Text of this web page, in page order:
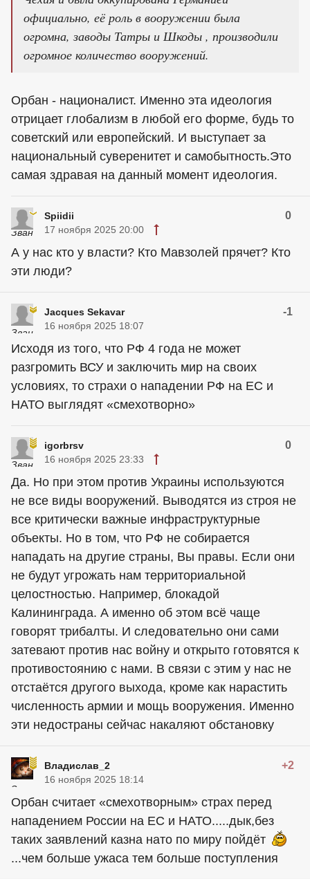
официально, её роль в вооружении была
огромна, заводы Татры и Шкоды , производили
огромное количество вооружений.
Орбан - националист. Именно эта идеология
отрицает глобализм в любой его форме, будь то
советский или европейский. И выступает за
национальный суверенитет и самобытность.Это
самая здравая на данный момент идеология.
Spiidii 0
17 ноября 2025 20:00
А у нас кто у власти? Кто Мавзолей прячет? Кто
эти люди?
Jacques Sekavar -1
16 ноября 2025 18:07
Исходя из того, что РФ 4 года не может
разгромить ВСУ и заключить мир на своих
условиях, то страхи о нападении РФ на ЕС и
НАТО выглядят «смехотворно»
igorbrsv 0
16 ноября 2025 23:33
Да. Но при этом против Украины используются
не все виды вооружений. Выводятся из строя не
все критически важные инфраструктурные
объекты. Но в том, что РФ не собирается
нападать на другие страны, Вы правы. Если они
не будут угрожать нам территориальной
целостностью. Например, блокадой
Калининграда. А именно об этом всë чаще
говорят трибалты. И следовательно они сами
затевают против нас войну и открыто готовятся к
противостоянию с нами. В связи с этим у нас не
отстаëтся другого выхода, кроме как нарастить
численность армии и мощь вооружения. Именно
эти недостраны сейчас накаляют обстановку
Владислав_2 +2
16 ноября 2025 18:14
Орбан считает «смехотворным» страх перед
нападением России на ЕС и НАТО.....дык,без
таких заявлений казна нато по миру пойдёт
...чем больше ужаса тем больше поступления